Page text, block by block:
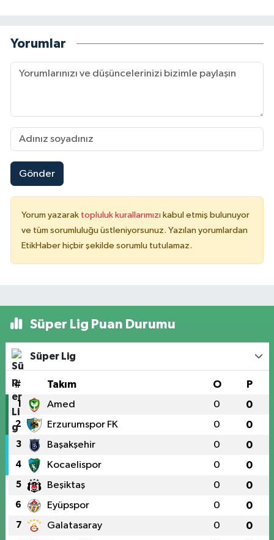
Yorumlar
Gönder
Yorum yazarak topluluk kurallarımızı kabul etmiş bulunuyor
ve tüm sorumluluğu üstleniyorsunuz. Yazılan yorumlardan
EtikHaber hiçbir şekilde sorumlu tutulamaz.
Süper Lig Puan Durumu
Süper Lig
# Takım O P
1 Amed 0 0
2 Erzurumspor FK 0 0
3 Başakşehir 0 0
4 Kocaelispor 0 0
5 Beşiktaş 0 0
6 Eyüpspor 0 0
7 Galatasaray 0 0